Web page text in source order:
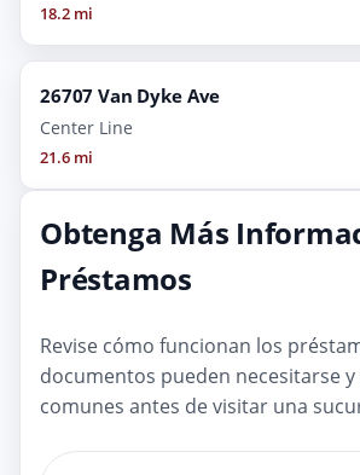
18.2 mi
26707 Van Dyke Ave
Center Line
21.6 mi
Obtenga Más
Préstamos
Revise cómo funcionan los
documentos pueden necesitarse
comunes antes de visitar una